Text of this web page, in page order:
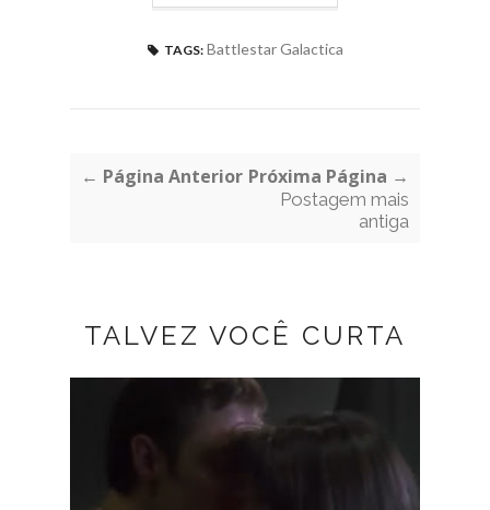
TAGS: Battlestar Galactica
← Página Anterior Próxima Página →
Postagem mais
antiga
TALVEZ VOCÊ CURTA